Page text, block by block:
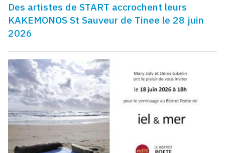
Des artistes de START accrochent leurs
KAKEMONOS St Sauveur de Tinee le 28 juin
2026